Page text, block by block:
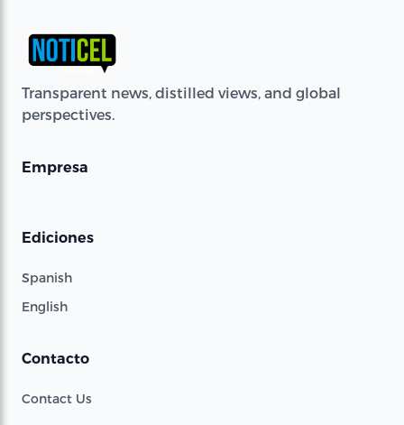
Transparent news, distilled views, and global
perspectives.
Empresa
Ediciones
Spanish
English
Contacto
Contact Us